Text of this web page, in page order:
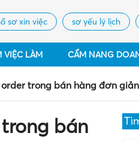
sơ xin việc sơ yếu lý lịch
VIỆC LÀM CẨM NANG
trong bán hàng đơn giản
bán